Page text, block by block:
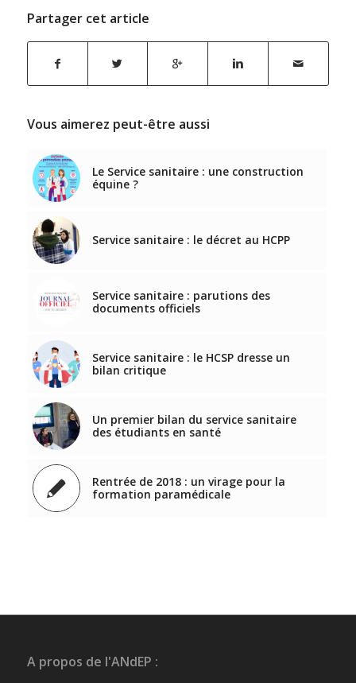
Partager cet article
Vous aimerez peut-être aussi
Le Service sanitaire : une construction
équine ?
Service sanitaire : le décret au HCPP
Service sanitaire : parutions des
documents officiels
Service sanitaire : le HCSP dresse un
bilan critique
Un premier bilan du service sanitaire
des étudiants en santé
Rentrée de 2018 : un virage pour la
formation paramédicale
A propos de l'ANdEP :